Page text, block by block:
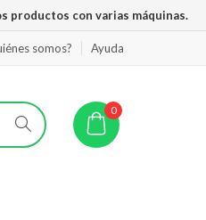
productos con varias máquinas.
somos? Ayuda
0